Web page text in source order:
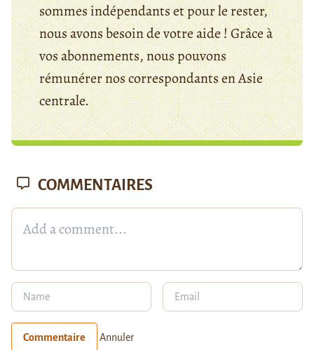
sommes indépendants et pour le rester,
nous avons besoin de votre aide ! Grâce à
vos abonnements, nous pouvons
rémunérer nos correspondants en Asie
centrale.
COMMENTAIRES
Commentaire Annuler